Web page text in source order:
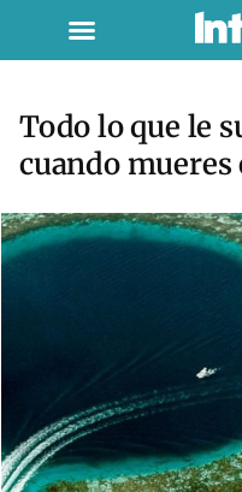
Todo lo que le
cuando mueres